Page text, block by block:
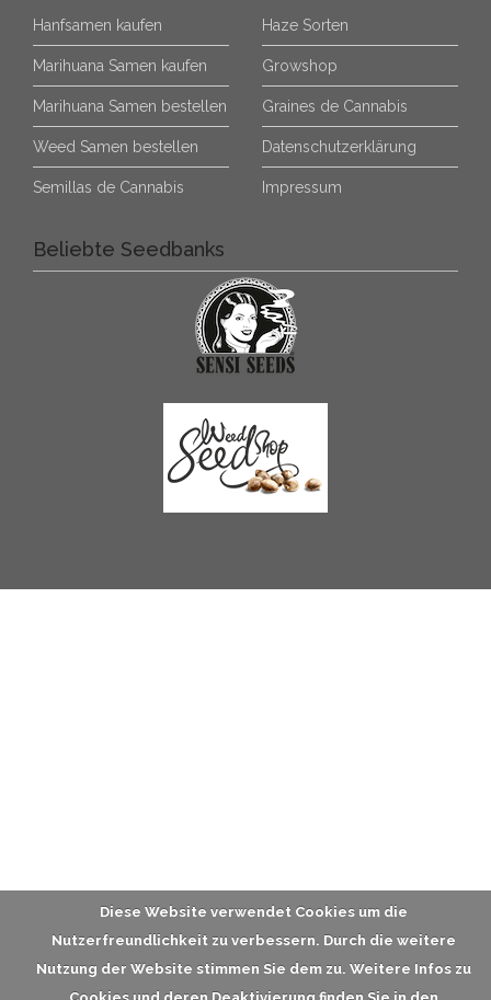
Hanfsamen kaufen
Marihuana Samen kaufen
Marihuana Samen bestellen
Weed Samen bestellen
Semillas de Cannabis
Haze Sorten
Growshop
Graines de Cannabis
Datenschutzerklärung
Impressum
Beliebte Seedbanks
Diese Website verwendet Cookies um die
Nutzerfreundlichkeit zu verbessern. Durch die weitere
Nutzung der Website stimmen Sie dem zu. Weitere Infos zu
Cookies und deren Deaktivierung finden Sie in den